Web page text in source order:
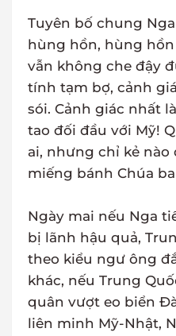
Tuyên bố chung
hùng hồn, hùng
vẫn không che đậy
tính tạm bợ, cảnh
sói. Cảnh giác nhất
tao đối đầu với Mỹ!
ai, nhưng chỉ kẻ
miếng bánh Chúa
Ngày mai nếu Nga
bị lãnh hậu quả,
theo kiểu ngư ông
khác, nếu Trung
quân vượt eo biển
liên minh Mỹ-Nhật,